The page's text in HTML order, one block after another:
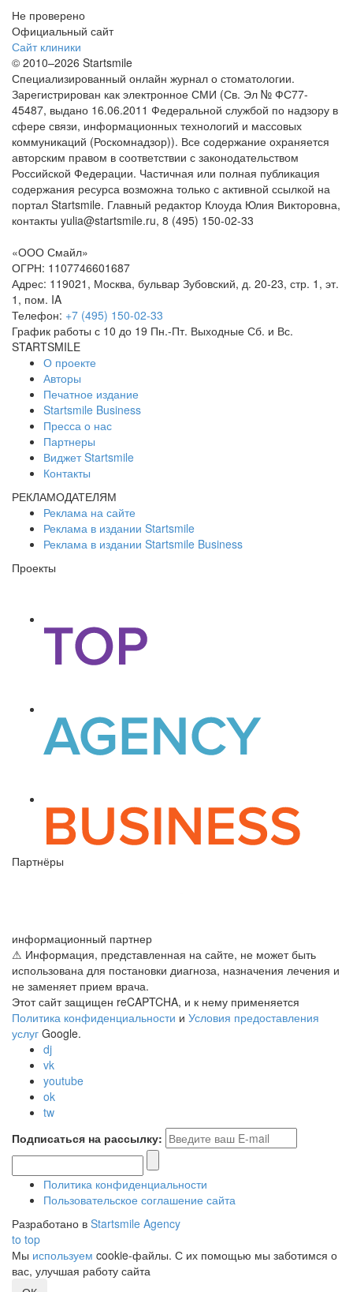
Не проверено
Официальный сайт
Сайт клиники
© 2010–2026 Startsmile
Специализированный онлайн журнал о стоматологии.
Зарегистрирован как электронное СМИ (Св. Эл № ФС77-
45487, выдано 16.06.2011 Федеральной службой по надзору в
сфере связи, информационных технологий и массовых
коммуникаций (Роскомнадзор)). Все содержание охраняется
авторским правом в соответствии с законодательством
Российской Федерации. Частичная или полная публикация
содержания ресурса возможна только с активной ссылкой на
портал Startsmile. Главный редактор Клоуда Юлия Викторовна,
контакты yulia@startsmile.ru, 8 (495) 150-02-33
«ООО Смайл»
ОГРН: 1107746601687
Адрес: 119021, Москва, бульвар Зубовский, д. 20-23, стр. 1, эт.
1, пом. IA
Телефон: +7 (495) 150-02-33
График работы с 10 до 19 Пн.-Пт. Выходные Сб. и Вс.
STARTSMILE
О проекте
Авторы
Печатное издание
Startsmile Business
Пресса о нас
Партнеры
Виджет Startsmile
Контакты
РЕКЛАМОДАТЕЛЯМ
Реклама на сайте
Реклама в издании Startsmile
Реклама в издании Startsmile Business
Проекты
Партнёры
информационный партнер
⚠ Информация, представленная на сайте, не может быть
использована для постановки диагноза, назначения лечения и
не заменяет прием врача.
Этот сайт защищен reCAPTCHA, и к нему применяется
Политика конфиденциальности и Условия предоставления
услуг Google.
dj
vk
youtube
ok
tw
Подписаться на рассылку:
Политика конфиденциальности
Пользовательское соглашение сайта
Разработано в Startsmile Agency
to top
Мы используем cookie-файлы. С их помощью мы заботимся о
вас, улучшая работу сайта